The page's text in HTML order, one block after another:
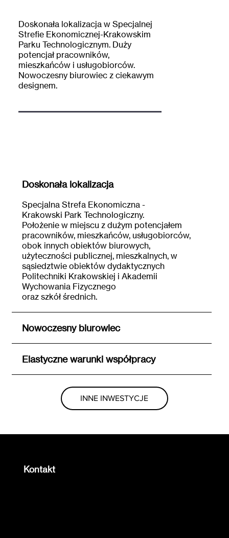
Doskonała lokalizacja
Specjalna Strefa Ekonomiczna -
Krakowski Park Technologiczny.
Położenie w miejscu z dużym potencjałem
pracowników, mieszkańców, usługobiorców,
obok innych obiektów biurowych,
użyteczności publicznej, mieszkalnych, w
sąsiedztwie obiektów dydaktycznych
Politechniki Krakowskiej i Akademii
Wychowania Fizycznego
oraz szkół średnich.
Nowoczesny biurowiec
Elastyczne warunki współpracy
INNE INWESTYCJE
Doskonała lokalizacja w Specjalnej
Strefie Ekonomicznej-Krakowskim
Parku Technologicznym. Duży
potencjał pracowników,
mieszkańców i usługobiorców.
Nowoczesny biurowiec z ciekawym
designem.
Kontakt